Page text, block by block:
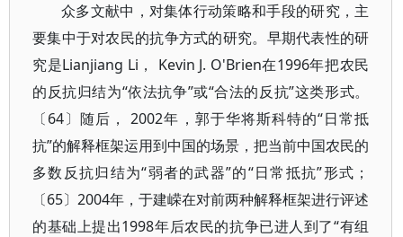
众多文献中，对集体行动策略和手段的研究，主
要集中于对农民的抗争方式的研究。早期代表性的研
究是Lianjiang Li， Kevin J. O'Brien在1996年把农民
的反抗归结为“依法抗争”或“合法的反抗”这类形式。
〔64〕随后， 2002年，郭于华将斯科特的“日常抵
抗”的解释框架运用到中国的场景，把当前中国农民的
多数反抗归结为“弱者的武器”的“日常抵抗”形式；
〔65〕2004年，于建嵘在对前两种解释框架进行评述
的基础上提出1998年后农民的抗争已进人到了“有组